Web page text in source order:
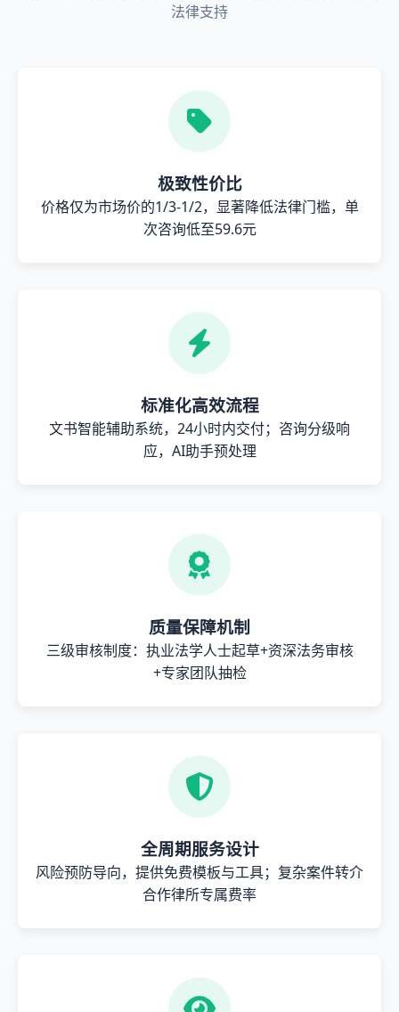
法律支持
极致性价比
价格仅为市场价的1/3-1/2，显著降低法律门槛，单
次咨询低至59.6元
标准化高效流程
文书智能辅助系统，24小时内交付；咨询分级响
应，AI助手预处理
质量保障机制
三级审核制度：执业法学人士起草+资深法务审核
+专家团队抽检
全周期服务设计
风险预防导向，提供免费模板与工具；复杂案件转介
合作律所专属费率